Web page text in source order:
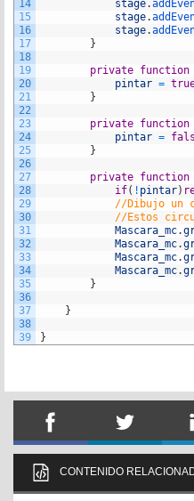
14
15
16
17
18
19
20
21
22
23
24
25
26
27
28
29
30
31
32
33
34
35
36
37
38
39
stage.
stage.
stage.
}
private function
pintar =
}
private function
pintar =
}
private function
if( ! pintar)
//Dibujo un
//Estos
Mascara_mc.
Mascara_mc.
Mascara_mc.
Mascara_mc.
}
}
}
CONTENIDO